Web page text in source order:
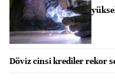
Döviz cinsi krediler rekor